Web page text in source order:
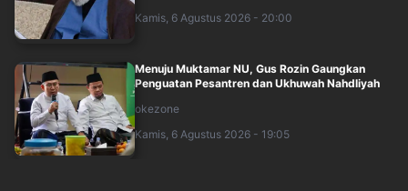
Kamis, 6 Agustus 2026 - 20:00
Menuju Muktamar NU, Gus Rozin Gaungkan
Penguatan Pesantren dan Ukhuwah Nahdliyah
okezone
Kamis, 6 Agustus 2026 - 19:05